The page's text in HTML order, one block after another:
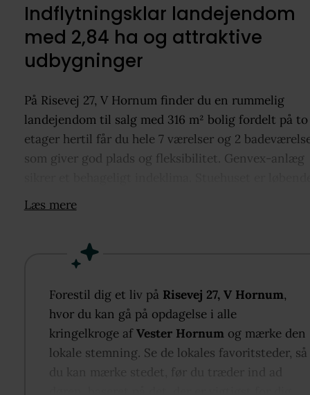
Indflytningsklar landejendom
med 2,84 ha og attraktive
udbygninger
På Risevej 27, V Hornum finder du en rummelig
landejendom til salg med 316 m² bolig fordelt på to
etager hertil får du hele 7 værelser og 2
som giver god plads og fleksibilitet. Genvex-anlæg
renoveret og fremstår i flot stand med tag fra 2022.
solrige terrasse, der binder huset sammen med den
badeværelser, køkken og dobbelt garage, hvilket
mange muligheder. Grunden på 2,84 ha byder på
naturrige omgivelser og privatliv, mens
giver nem adgang til indkøb, institutioner og skole.
Læs mere
Forestil dig et liv på Risevej 27, V Hornum,
hvor du kan gå på opdagelse i alle
kringelkroge afVester Hornum og mærke den
lokale stemning. Se de lokales favoritsteder, så
du kan mærke stedet, før du træder ind ad